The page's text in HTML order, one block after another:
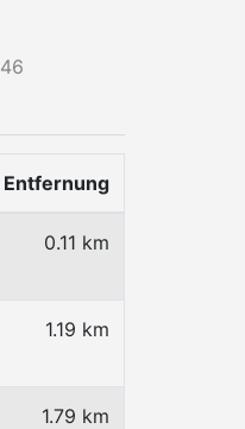
46
Entfernung
0.11 km
1.19 km
1.79 km